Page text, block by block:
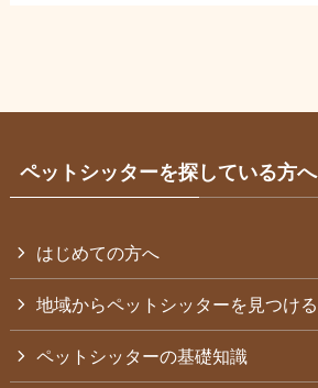
ペットシッターを探している方へ
はじめての方へ
地域からペットシッターを見つける
ペットシッターの基礎知識